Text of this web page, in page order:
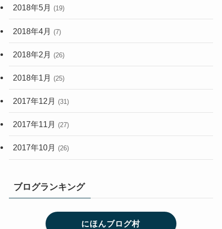
2018年5月 (19)
2018年4月 (7)
2018年2月 (26)
2018年1月 (25)
2017年12月 (31)
2017年11月 (27)
2017年10月 (26)
ブログランキング
にほんブログ村